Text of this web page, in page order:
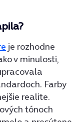
je rozhodne
v minulosti,
Farby
realite.
tónoch